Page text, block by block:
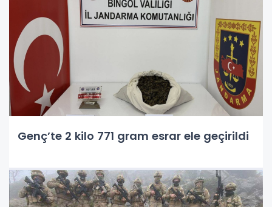
Genç’te 2 kilo 771 gram esrar ele geçirildi